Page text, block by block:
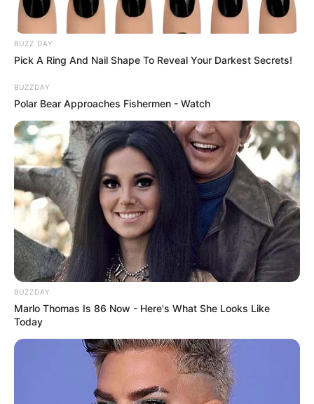
BUZZ DAY
Pick A Ring And Nail Shape To Reveal Your Darkest Secrets!
BUZZDAY
Polar Bear Approaches Fishermen - Watch
BUZZDAY
Marlo Thomas Is 86 Now - Here's What She Looks Like
Today